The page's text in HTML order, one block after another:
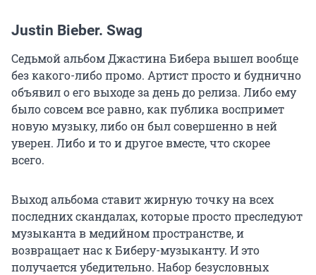
Justin Bieber. Swag
Седьмой альбом Джастина Бибера вышел вообще
без какого-либо промо. Артист просто и буднично
объявил о его выходе за день до релиза. Либо ему
было совсем все равно, как публика воспримет
новую музыку, либо он был совершенно в ней
уверен. Либо и то и другое вместе, что скорее
всего.
Выход альбома ставит жирную точку на всех
последних скандалах, которые просто преследуют
музыканта в медийном пространстве, и
возвращает нас к Биберу-музыканту. И это
получается убедительно. Набор безусловных